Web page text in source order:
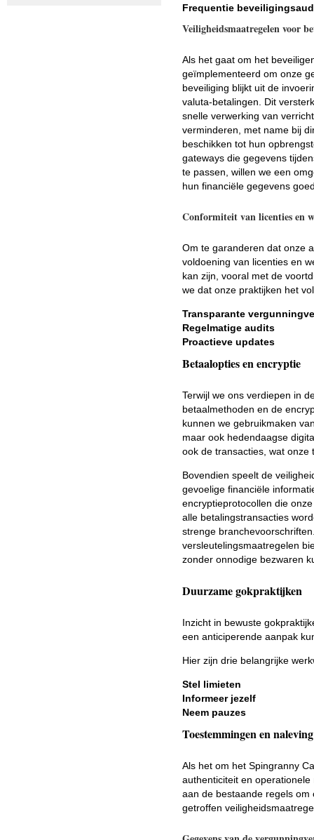
Frequentie
Veiligheidsmaatregelen voor
Als het gaat om het
geïmplementeerd om onze
beveiliging blijkt uit de
valuta-betalingen. Dit
snelle verwerking van
verminderen, met name bij
beschikken tot hun
gateways die gegevens
te passen, willen we een
hun financiële gegevens
Conformiteit van licenties en
Om te garanderen dat onze
voldoening van licenties en
kan zijn, vooral met de
we dat onze praktijken het
Transparante
Regelmatige audits
Proactieve updates
Betaalopties en encryptie
Terwijl we ons verdiepen in
betaalmethoden en de
kunnen we gebruikmaken
maar ook hedendaagse
ook de transacties, wat onze
Bovendien speelt de
gevoelige financiële
encryptieprotocollen die
alle betalingstransacties
strenge
versleutelingsmaatregelen
zonder onnodige bezwaren
Duurzame gokpraktijken
Inzicht in bewuste
een anticiperende aanpak
Hier zijn drie belangrijke
Stel limieten
Informeer jezelf
Neem pauzes
Toestemmingen en
Als het om het Spingranny
authenticiteit en
aan de bestaande regels
getroffen